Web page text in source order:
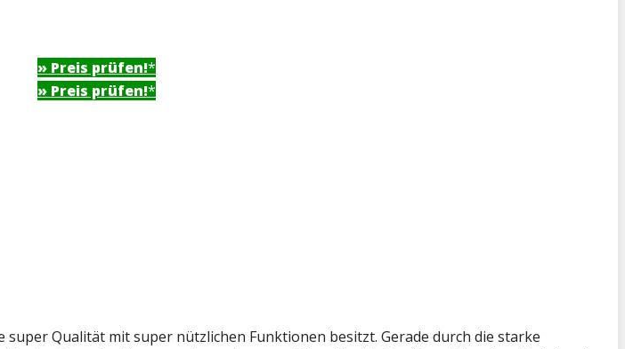
» Preis prüfen!*
» Preis prüfen!*
Qualität mit super nützlichen Funktionen besitzt. Gerade durch die starke